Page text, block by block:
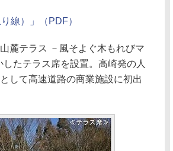
線）」（PDF）
麓テラス －風そよぐ木もれびマ
たテラス席を設置。高崎発の人
して高速道路の商業施設に初出